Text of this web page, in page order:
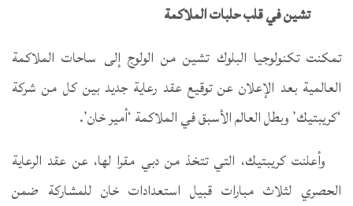
تشين في قلب حلبات الملاكمة
تمكنت تكنولوجيا البلوك تشين من الولوج إلى ساحات الملاكمة
العالمية بعد الإعلان عن توقيع عقد رعاية جديد بين كل من شركة
‘كريبتيك’ وبطل العالم الأسبق في الملاكمة ‘أمير خان’.
وأعلنت كريبتيك، التي تتخذ من دبي مقرا لها، عن عقد الرعاية
الحصري لثلاث مبارات قبيل استعدادات خان للمشاركة ضمن